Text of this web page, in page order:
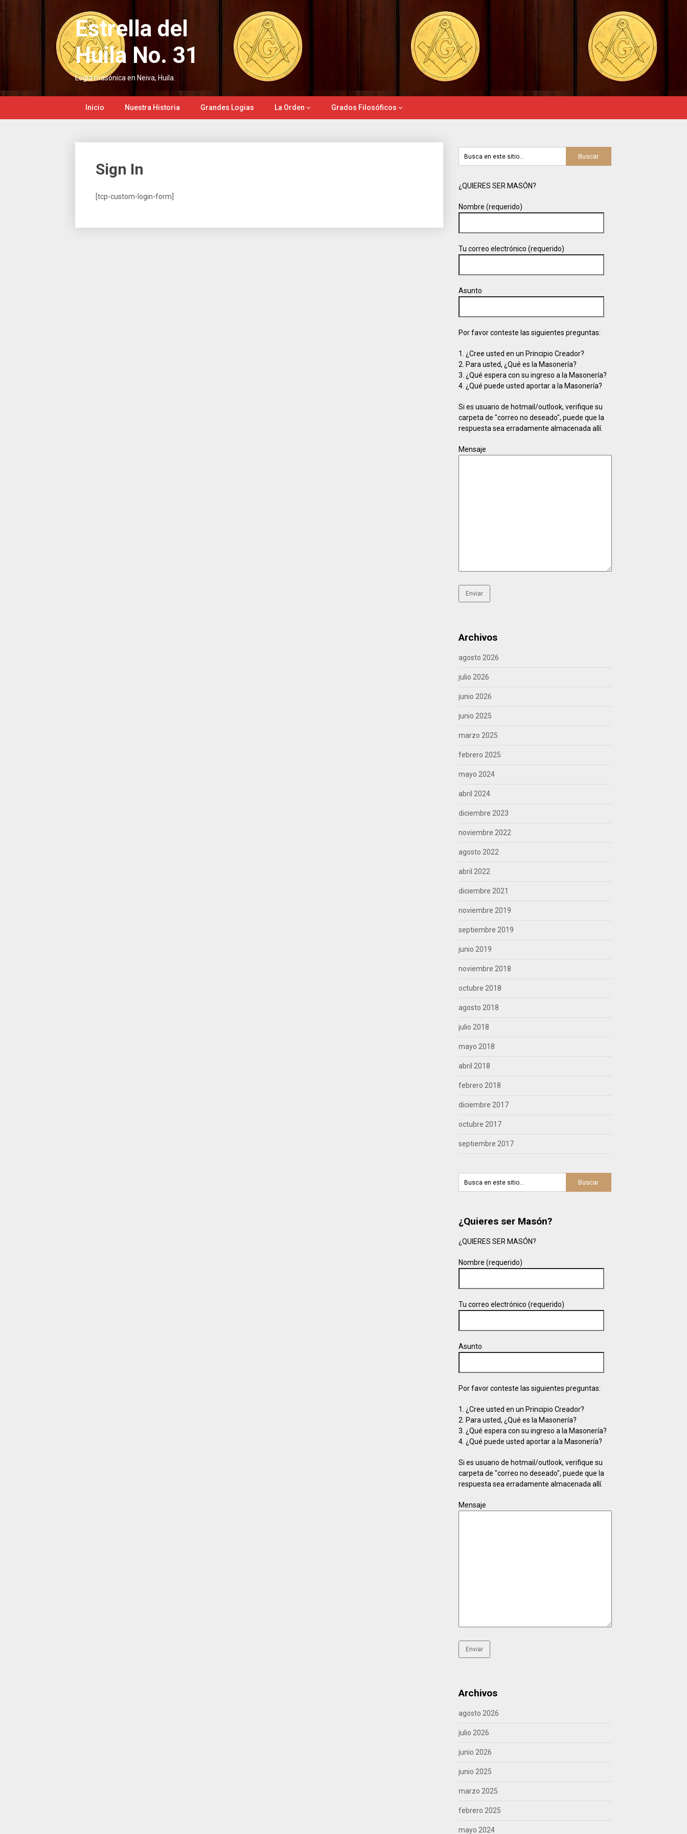
Estrella del
Huila No. 31
Logia masónica en Neiva, Huila.
Inicio Nuestra Historia Grandes Logias La Orden Grados Filosóficos
Sign In
[tcp-custom-login-form]
¿QUIERES SER MASÓN?
Nombre (requerido)
Tu correo electrónico (requerido)
Asunto
Por favor conteste las siguientes preguntas:
1. ¿Cree usted en un Principio Creador?
2. Para usted, ¿Qué es la Masonería?
3. ¿Qué espera con su ingreso a la Masonería?
4. ¿Qué puede usted aportar a la Masonería?
Si es usuario de hotmail/outlook, verifique su
carpeta de "correo no deseado", puede que la
respuesta sea erradamente almacenada allí.
Mensaje
Archivos
agosto 2026
julio 2026
junio 2026
junio 2025
marzo 2025
febrero 2025
mayo 2024
abril 2024
diciembre 2023
noviembre 2022
agosto 2022
abril 2022
diciembre 2021
noviembre 2019
septiembre 2019
junio 2019
noviembre 2018
octubre 2018
agosto 2018
julio 2018
mayo 2018
abril 2018
febrero 2018
diciembre 2017
octubre 2017
septiembre 2017
¿Quieres ser Masón?
¿QUIERES SER MASÓN?
Nombre (requerido)
Tu correo electrónico (requerido)
Asunto
Por favor conteste las siguientes preguntas:
1. ¿Cree usted en un Principio Creador?
2. Para usted, ¿Qué es la Masonería?
3. ¿Qué espera con su ingreso a la Masonería?
4. ¿Qué puede usted aportar a la Masonería?
Si es usuario de hotmail/outlook, verifique su
carpeta de "correo no deseado", puede que la
respuesta sea erradamente almacenada allí.
Mensaje
Archivos
agosto 2026
julio 2026
junio 2026
junio 2025
marzo 2025
febrero 2025
mayo 2024